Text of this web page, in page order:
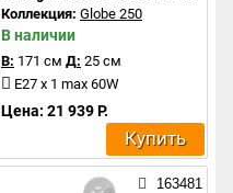
Коллекция: Globe 250
В наличии
В: 171 см Д: 25 см
E27 x 1 max 60W
Цена: 21 939 Р.
Купить
163481